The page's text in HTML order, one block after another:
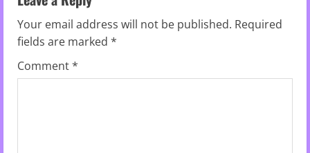
e
R
Your email address will not be published. Required
fields are marked *
Comment*